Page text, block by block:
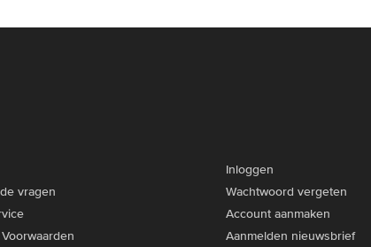
vragen
Inloggen
Wachtwoord vergeten
Account aanmaken
Aanmelden nieuwsbrief